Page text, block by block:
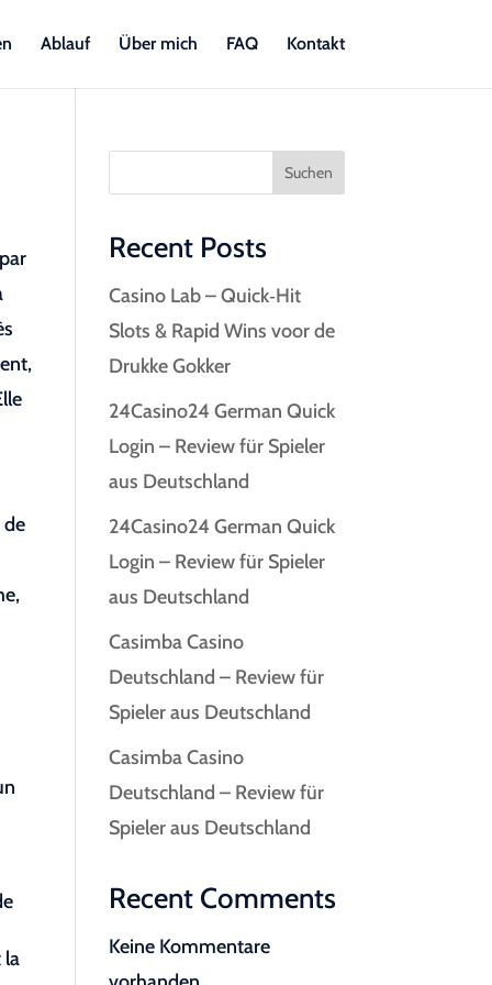
Ablauf Über mich FAQ Kontakt
de
la
Suchen
Recent Posts
Casino Lab – Quick‑Hit
Slots & Rapid Wins voor de
Drukke Gokker
24Casino24 German Quick
Login – Review für Spieler
aus Deutschland
24Casino24 German Quick
Login – Review für Spieler
aus Deutschland
Casimba Casino
Deutschland – Review für
Spieler aus Deutschland
Casimba Casino
Deutschland – Review für
Spieler aus Deutschland
Recent Comments
Keine Kommentare